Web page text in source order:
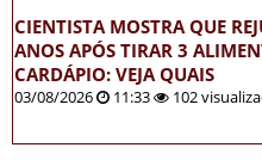
CIENTISTA MOSTRA QUE
ANOS APÓS TIRAR 3
CARDÁPIO: VEJA QUAIS
03/08/2026 11:33 102